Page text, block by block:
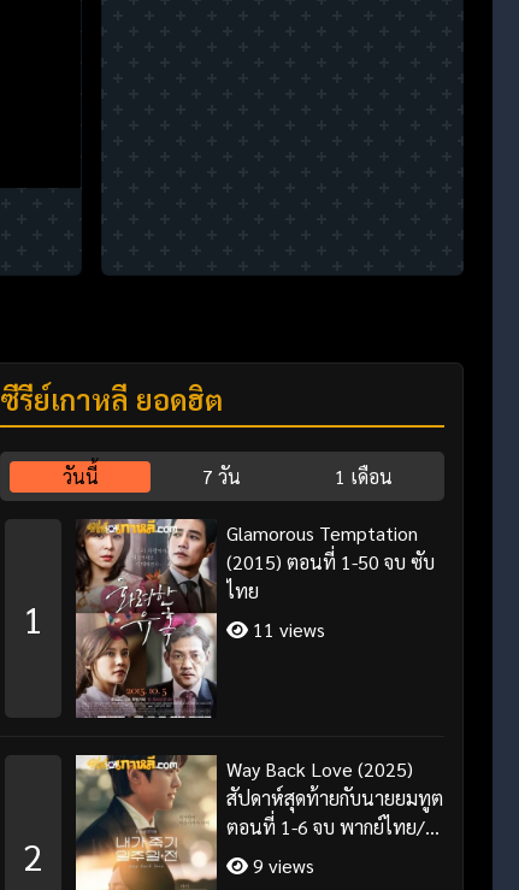
ซีรี่ย์เกาหลี ยอดฮิต
วันนี้ 7 วัน 1 เดือน
1
Glamorous Temptation
(2015) ตอนที่ 1-50 จบ ซับ
ไทย
11 views
2
Way Back Love (2025)
สัปดาห์สุดท้ายกับนายยมทูต
ตอนที่ 1-6 จบ พากย์ไทย/
ซับไทย9 views